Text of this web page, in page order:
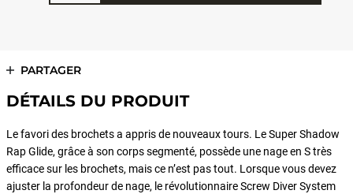
PARTAGER
DÉTAILS DU PRODUIT
Le favori des brochets a appris de nouveaux tours. Le Super Shadow
Rap Glide, grâce à son corps segmenté, possède une nage en S très
efficace sur les brochets, mais ce n’est pas tout. Lorsque vous devez
ajuster la profondeur de nage, le révolutionnaire Screw Diver System